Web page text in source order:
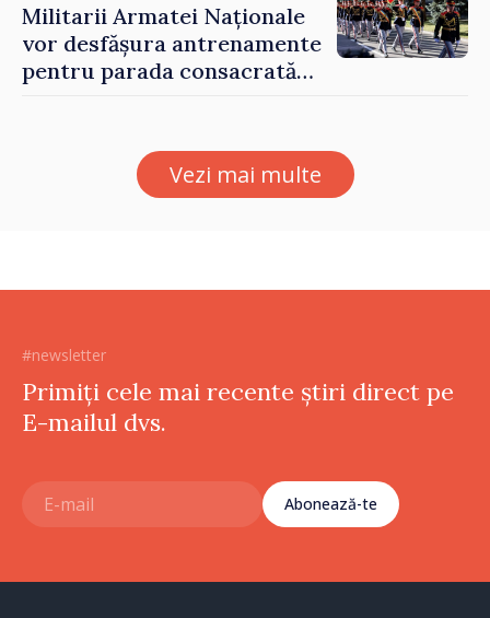
Militarii Armatei Naționale
vor desfășura antrenamente
pentru parada consacrată
Vezi mai multe
#newsletter
Primiți cele mai recente știri direct pe
E-mailul dvs.
Abonează-te